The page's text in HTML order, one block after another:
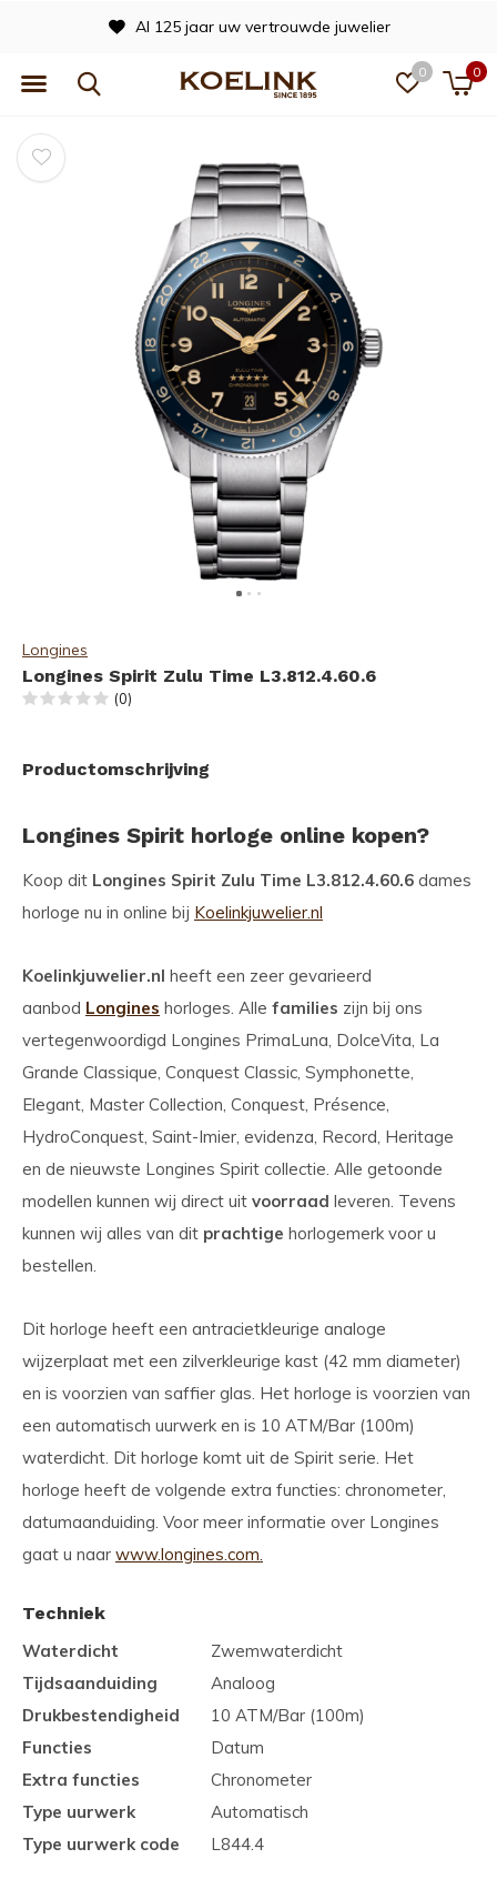
0 0
Al 125 jaar uw vertrouwde juwelier
Longines
Longines Spirit Zulu Time L3.812.4.60.6
(0)
Productomschrijving
Longines Spirit horloge online kopen?
Koop dit Longines Spirit Zulu Time L3.812.4.60.6 dames
horloge nu in online bij Koelinkjuwelier.nl
Koelinkjuwelier.nl heeft een zeer gevarieerd
aanbod Longines horloges. Alle families zijn bij ons
vertegenwoordigd Longines PrimaLuna, DolceVita, La
Grande Classique, Conquest Classic, Symphonette,
Elegant, Master Collection, Conquest, Présence,
HydroConquest, Saint-Imier, evidenza, Record, Heritage
en de nieuwste Longines Spirit collectie. Alle getoonde
modellen kunnen wij direct uit voorraad leveren. Tevens
kunnen wij alles van dit prachtige horlogemerk voor u
bestellen.
Dit horloge heeft een antracietkleurige analoge
wijzerplaat met een zilverkleurige kast (42 mm diameter)
en is voorzien van saffier glas. Het horloge is voorzien van
een automatisch uurwerk en is 10 ATM/Bar (100m)
waterdicht. Dit horloge komt uit de Spirit serie. Het
horloge heeft de volgende extra functies: chronometer,
datumaanduiding. Voor meer informatie over Longines
gaat u naar www.longines.com.
Techniek
Waterdicht
Zwemwaterdicht
Tijdsaanduiding
Analoog
Drukbestendigheid
10 ATM/Bar (100m)
Functies
Datum
Extra functies
Chronometer
Type uurwerk
Automatisch
Type uurwerk code
L844.4